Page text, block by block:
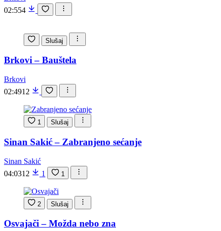
02:554
Slušaj
Brkovi – Bauštela
Brkovi
02:4912
1 Slušaj
Sinan Sakić – Zabranjeno sećanje
Sinan Sakić
04:0312 1 1
2 Slušaj
Osvajači – Možda nebo zna